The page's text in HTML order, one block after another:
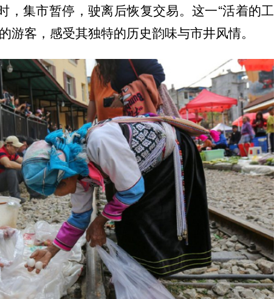
，集市暂停，驶离后恢复交易。这一“活着的工
游客，感受其独特的历史韵味与市井风情。